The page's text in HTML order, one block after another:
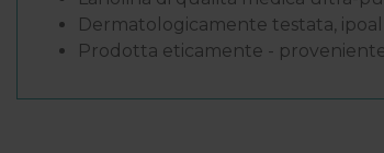
Dermatologicamente testata,
Prodotta eticamente -